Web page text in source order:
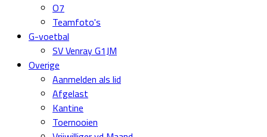
O7
Teamfoto's
G-voetbal
SV Venray G1JM
Overige
Aanmelden als lid
Afgelast
Kantine
Toernooien